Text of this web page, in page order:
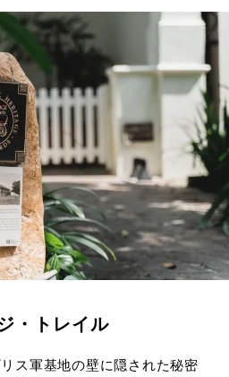
・トレイル
ス軍基地の壁に隠された秘密